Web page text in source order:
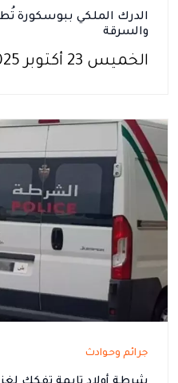
الدرك الملكي ببوسكورة
والسرقة
الخميس 23 أكتوبر 2025
جرائم وحوادث